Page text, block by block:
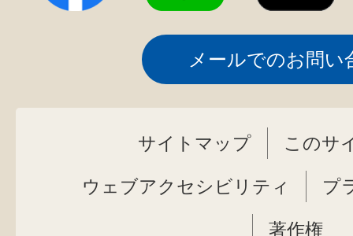
メールでのお問い
サイトマップ このサ
ウェブアクセシビリティ プ
著作権